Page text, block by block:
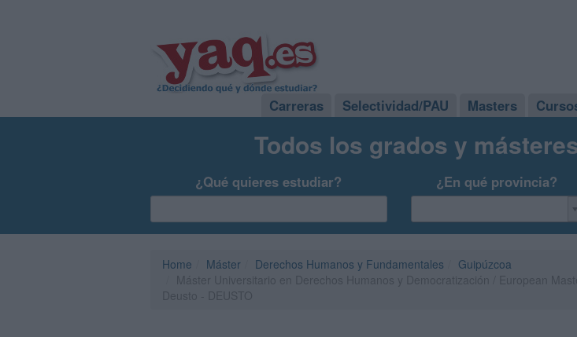
Carreras Selectividad/PAU Masters
Todos los grados y
¿Qué quieres estudiar? ¿En qué provincia?
Home Máster Derechos Humanos y Fundamentales
Guipúzcoa